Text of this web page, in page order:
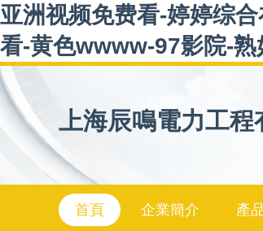
亚洲视频免费看-婷婷综
看-黄色wwww-97影院-
上海辰鳴電力工程
首頁 企業簡介 產